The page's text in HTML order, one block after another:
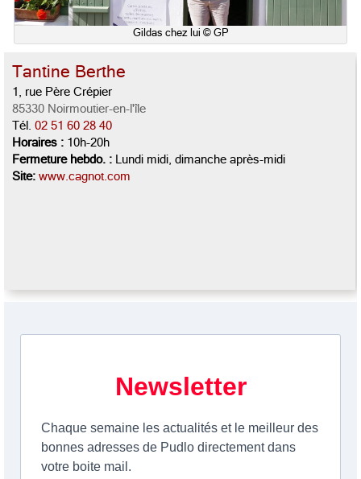
Gildas chez lui © GP
Tantine Berthe
1, rue Père Crépier
85330 Noirmoutier-en-l'île
Tél. 02 51 60 28 40
Horaires : 10h-20h
Fermeture hebdo. : Lundi midi, dimanche après-midi
Site: www.cagnot.com